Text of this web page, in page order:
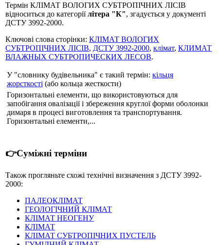
Термін КЛІМАТ ВОЛОГИХ СУБТРОПІЧНИХ ЛІСІВ
відноситься до категоріїлітера "К", згадується у документі
ДСТУ 3992-2000.
Ключові слова сторінки: КЛІМАТ ВОЛОГИХ
СУБТРОПІЧНИХ ЛІСІВ, ДСТУ 3992-2000, клімат, КЛИМАТ
ВЛАЖНЫХ СУБТРОПИЧЕСКИХ ЛЕСОВ.
У "словнику будівельника" є такий термін: кільця
жорсткості (або кольца жесткости)
Горизонтальні елементи, що використовуються для
запобігання овалізації і збереження круглої форми оболонки
димаря в процесі виготовлення та транспортування.
Горизонтальні елементи,...
👉Суміжні терміни
Також прогляньте схожі технічні визначення з ДСТУ 3992-
2000:
ПАЛЕОКЛІМАТ
ГЕОЛОГІЧНИЙ КЛІМАТ
КЛІМАТ НЕОГЕНУ
КЛІМАТ
КЛІМАТ СУБТРОПІЧНИХ ПУСТЕЛЬ